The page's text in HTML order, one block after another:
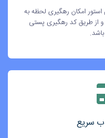
امکان رهگیری لحظه به
از طریق کد رهگیری پستی
سریع